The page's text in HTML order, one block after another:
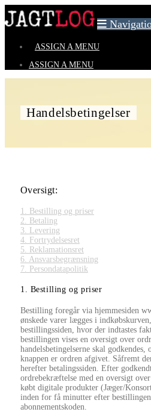
ASSIGN A MENU
ASSIGN A MENU
Handelsbetingelser
Oversigt:
1. Bestilling og priser
2. Betaling
3. Levering
4. Fortrydelsesret
5. Reklamationsret
6. Ansvarsbegrænsning
7. Persondatapolitik
1. Bestilling og priser
Bestilling foregår via hjemmesiden
ønskede varer lægges i
bestillingssiden, hvor der indtastes
bestillingen vises en oversigt over
handelsbetingelserne skal
knappen er ordren afgivet. Såfremt
herefter betalingssiden. Efter
ordrebekræftelse med en oversigt
købt digitale produkter (Jæger/
inden for få minutter efter
abonnementskoden.